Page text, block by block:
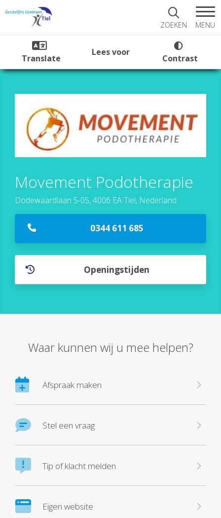
ZOEKEN MENU
Translate
Lees voor
Contrast
Movement Podotherapie
Dodewaardlaan 5-05, 4006 EA Tiel, Nederland
0344 611 685
Openingstijden
Waar kunnen wij u mee helpen?
Afspraak maken
Stel een vraag
Tip of klacht melden
Eigen website